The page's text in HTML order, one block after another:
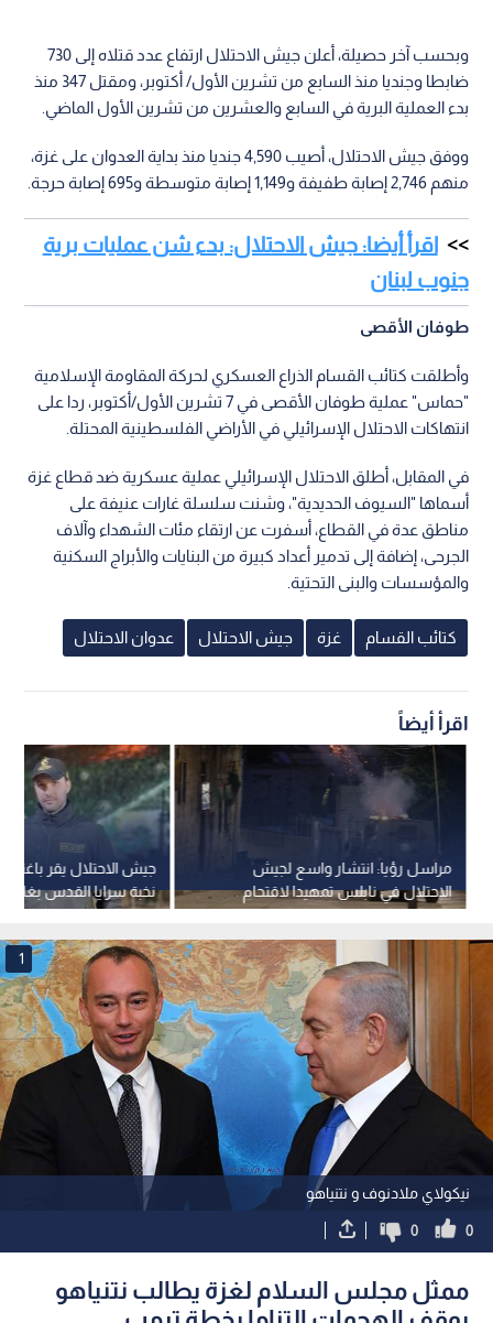
وبحسب آخر حصيلة، أعلن جيش الاحتلال ارتفاع عدد قتلاه إلى 730
ضابطا وجنديا منذ السابع من تشرين الأول/ أكتوبر، ومقتل 347 منذ
بدء العملية البرية في السابع والعشرين من تشرين الأول الماضي.
ووفق جيش الاحتلال، أصيب 4,590 جنديا منذ بداية العدوان على غزة،
منهم 2,746 إصابة طفيفة و1,149 إصابة متوسطة و695 إصابة حرجة.
اقرأ أيضا: جيش الاحتلال: بدء شن عمليات برية
جنوب لبنان
طوفان الأقصى
وأطلقت كتائب القسام الذراع العسكري لحركة المقاومة الإسلامية
"حماس" عملية طوفان الأقصى في 7 تشرين الأول/أكتوبر، ردا على
انتهاكات الاحتلال الإسرائيلي في الأراضي الفلسطينية المحتلة.
في المقابل، أطلق الاحتلال الإسرائيلي عملية عسكرية ضد قطاع غزة
أسماها "السيوف الحديدية"، وشنت سلسلة غارات عنيفة على
مناطق عدة في القطاع، أسفرت عن ارتقاء مئات الشهداء وآلاف
الجرحى، إضافة إلى تدمير أعداد كبيرة من البنايات والأبراج السكنية
والمؤسسات والبنى التحتية.
كتائب القسام غزة جيش الاحتلال عدوان الاحتلال
اقرأ أيضاً
جيش الاحتلال يقر
نخبة سرايا القدس بغارة
مراسل رؤيا: انتشار واسع لجيش
الاحتلال في نابلس تمهيدا لاقتحام
المستوطنين مقام يوسف.. فيديو
نيكولاي ملادنوف و نتنياهو
1
0
0
ممثل مجلس السلام لغزة يطالب نتنياهو